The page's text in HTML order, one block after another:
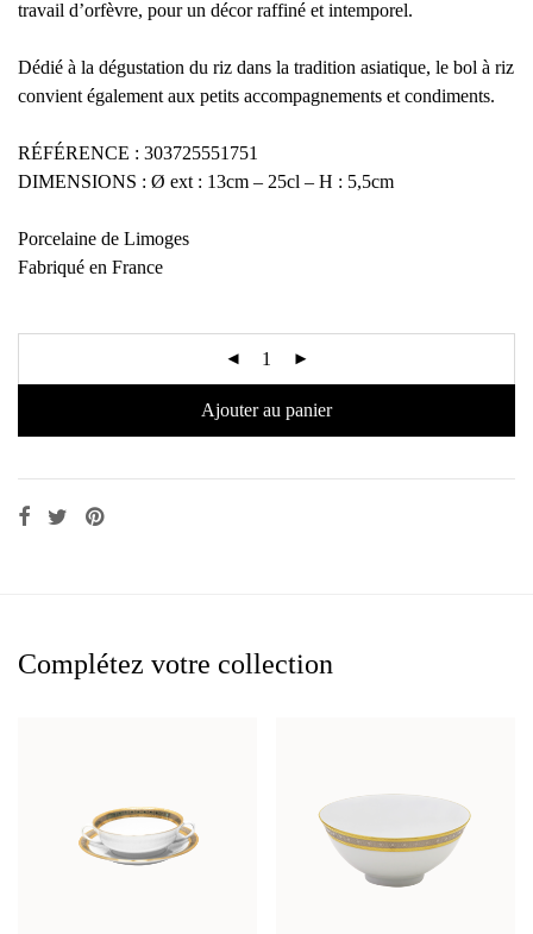
travail d’orfèvre, pour un décor raffiné et intemporel.
Dédié à la dégustation du riz dans la tradition asiatique, le bol à riz
convient également aux petits accompagnements et condiments.
RÉFÉRENCE : 303725551751
DIMENSIONS : Ø ext : 13cm – 25cl – H : 5,5cm
Porcelaine de Limoges
Fabriqué en France
Ajouter au panier
Complétez votre collection